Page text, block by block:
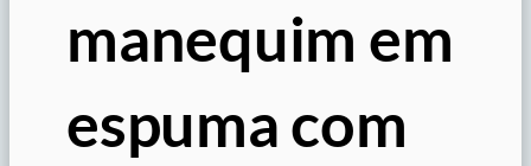
manequim em
espuma com